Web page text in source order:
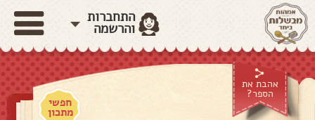
התחברות
והרשמה
אהבת את
הספר?
חפשי
מתכון